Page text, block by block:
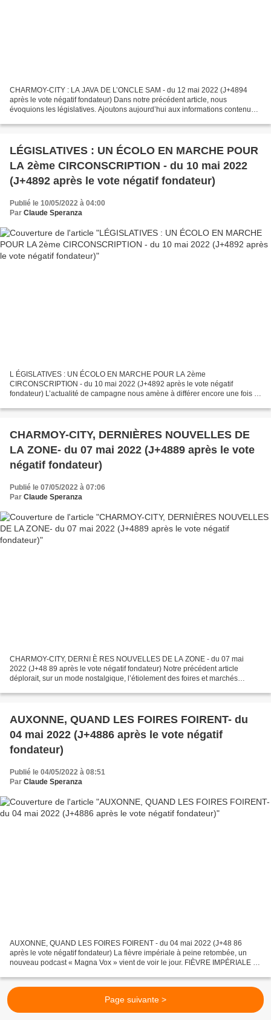
CHARMOY-CITY : LA JAVA DE L’ONCLE SAM - du 12 mai 2022 (J+4894
après le vote négatif fondateur) Dans notre précédent article, nous
évoquions les législatives. Ajoutons aujourd’hui aux informations contenues
LÉGISLATIVES : UN ÉCOLO EN MARCHE POUR
LA 2ème CIRCONSCRIPTION - du 10 mai 2022
(J+4892 après le vote négatif fondateur)
Publié le 10/05/2022 à 04:00
Par Claude Speranza
L ÉGISLATIVES : UN ÉCOLO EN MARCHE POUR LA 2ème
CIRCONSCRIPTION - du 10 mai 2022 (J+4892 après le vote négatif
fondateur) L’actualité de campagne nous amène à différer encore une fois la
IMAGES...
CHARMOY-CITY, DERNIÈRES NOUVELLES DE
LA ZONE- du 07 mai 2022 (J+4889 après le vote
négatif fondateur)
Publié le 07/05/2022 à 07:06
Par Claude Speranza
CHARMOY-CITY, DERNI È RES NOUVELLES DE LA ZONE - du 07 mai
2022 (J+48 89 après le vote négatif fondateur) Notre précédent article
déplorait, sur un mode nostalgique, l’étiolement des foires et marchés
AUXONNE, QUAND LES FOIRES FOIRENT- du
04 mai 2022 (J+4886 après le vote négatif
fondateur)
Publié le 04/05/2022 à 08:51
Par Claude Speranza
AUXONNE, QUAND LES FOIRES FOIRENT - du 04 mai 2022 (J+48 86
après le vote négatif fondateur) La fièvre impériale à peine retombée, un
nouveau podcast « Magna Vox » vient de voir le jour. FIÈVRE IMPÉRIALE À
Page suivante >